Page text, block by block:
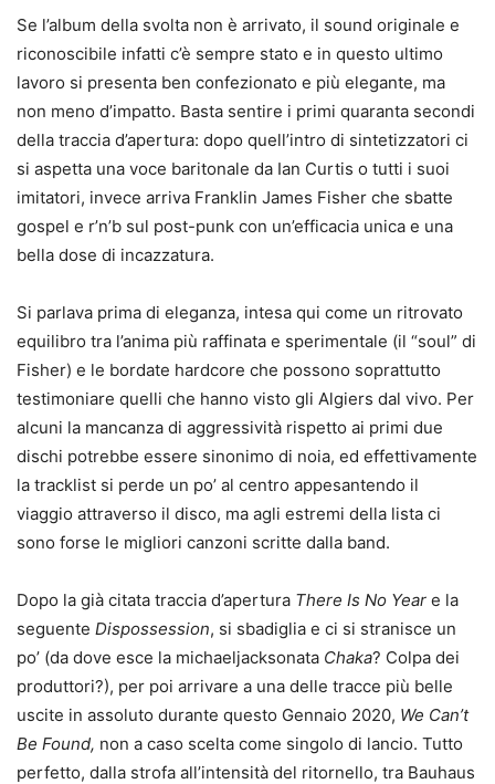
Se l’album della svolta non è arrivato, il sound originale e
riconoscibile infatti c’è sempre stato e in questo ultimo
lavoro si presenta ben confezionato e più elegante, ma
non meno d’impatto. Basta sentire i primi quaranta secondi
della traccia d’apertura: dopo quell’intro di sintetizzatori ci
si aspetta una voce baritonale da Ian Curtis o tutti i suoi
imitatori, invece arriva Franklin James Fisher che sbatte
gospel e r’n’b sul post-punk con un’efficacia unica e una
bella dose di incazzatura.
Si parlava prima di eleganza, intesa qui come un ritrovato
equilibro tra l’anima più raffinata e sperimentale (il “soul” di
Fisher) e le bordate hardcore che possono soprattutto
testimoniare quelli che hanno visto gli Algiers dal vivo. Per
alcuni la mancanza di aggressività rispetto ai primi due
dischi potrebbe essere sinonimo di noia, ed effettivamente
la tracklist si perde un po’ al centro appesantendo il
viaggio attraverso il disco, ma agli estremi della lista ci
sono forse le migliori canzoni scritte dalla band.
Dopo la già citata traccia d’apertura There Is No Year e la
seguente Dispossession, si sbadiglia e ci si stranisce un
po’ (da dove esce la michaeljacksonata Chaka? Colpa dei
produttori?), per poi arrivare a una delle tracce più belle
uscite in assoluto durante questo Gennaio 2020, We Can’t
Be Found, non a caso scelta come singolo di lancio. Tutto
perfetto, dalla strofa all’intensità del ritornello, tra Bauhaus